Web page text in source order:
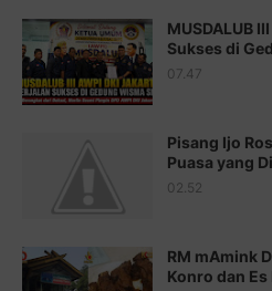
Juz 19 ⇨http://j.mp/2bFSq95
Juz 20 ⇨http://j.mp/2brI1zc
Juz 21 ⇨http://j.mp/2b8VcBO
http://j.mp/2bFRxNP
http://j.mp/2brItxm
Juz 25 ⇨http://j.mp/2brImlf
MUSDALUB
Sukses di
07.47
Pisang Ijo
Puasa yang
02.52
RM mAmink
Konro dan